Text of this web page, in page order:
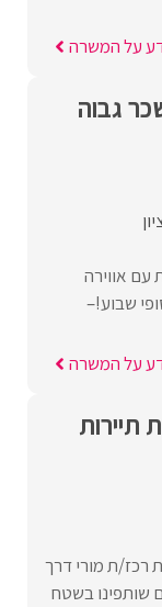
על המשרה
גבוה
אווירה
שבוע!–
על המשרה
תיירות
רכז/ת מורי דרך
שותפינו בשטח